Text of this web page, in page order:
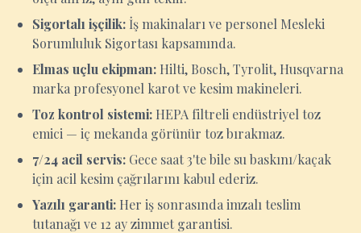
Sigortalı işçilik: İş makinaları ve personel Mesleki
Sorumluluk Sigortası kapsamında.
Elmas uçlu ekipman: Hilti, Bosch, Tyrolit, Husqvarna
marka profesyonel karot ve kesim makineleri.
Toz kontrol sistemi: HEPA filtreli endüstriyel toz
emici — iç mekanda görünür toz bırakmaz.
7/24 acil servis: Gece saat 3'te bile su baskını/kaçak
için acil kesim çağrılarını kabul ederiz.
Yazılı garanti: Her iş sonrasında imzalı teslim
tutanağı ve 12 ay zimmet garantisi.